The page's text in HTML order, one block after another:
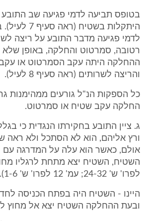
בטופס תביעה לדמי פגיעה שב התובע
היתקלות
לדמי פגיעה מדבר התובע על ריצה
רטובה, סמרטוט והחלקה, באופן שלא
ההחלקה היתה עקב הסמרטוט או
והריצה לשרותים (ראה סעיף 8 לעיל).
כל הספקות הנ"ל גורעים ממהימנות
החלקה עקב שטיח או סמרטוט.
ג. ציין התובע בחקירתו הנגדית כי
ורץ אליהם, הוא לא הסתכל ולא ראה
אולם, כאשר הוא עלה על המדרגה עם
לפרו' ש' 24-32; עמ' 12 לפרו' ש' 1-6).
היינו - השטיח היה בפתח הכניסה
ובעת ההחלקה השטיח יצא אל מחוץ